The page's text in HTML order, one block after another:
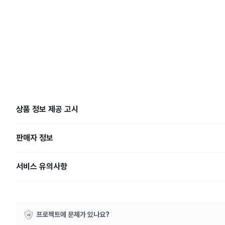
상품 정보 제공 고시
판매자 정보
서비스 유의사항
프로젝트에 문제가 있나요?